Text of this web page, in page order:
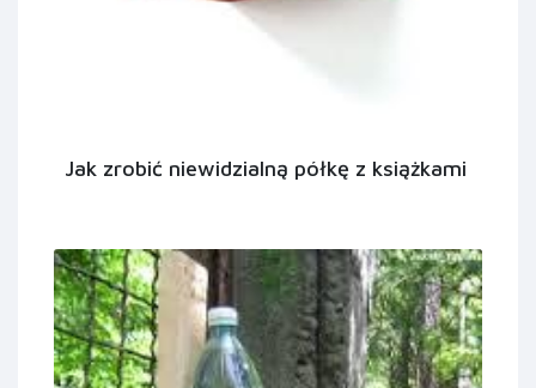
Jak zrobić niewidzialną półkę z książkami